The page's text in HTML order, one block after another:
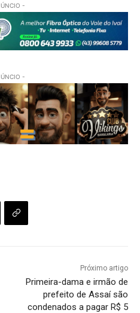
-
-
Próximo artigo
Primeira-dama e irmão de
prefeito de Assaí são
condenados a pagar R$ 5